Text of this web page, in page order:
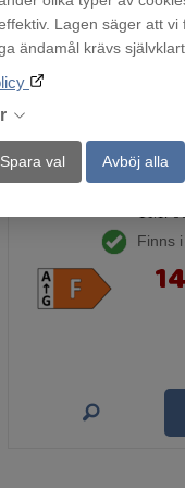
Lagen säger att
ändamål krävs
Spara val Avböj alla
Finns